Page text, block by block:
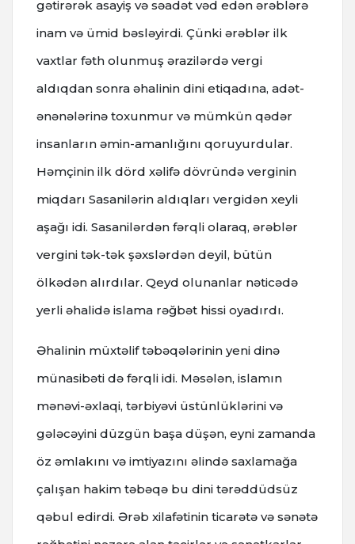
gətirərək asayiş və səadət vəd edən ərəblərə
inam və ümid bəsləyirdi. Çünki ərəblər ilk
vaxtlar fəth olunmuş ərazilərdə vergi
aldıqdan sonra əhalinin dini etiqadına, adət-
ənənələrinə toxunmur və mümkün qədər
insanların əmin-amanlığını qoruyurdular.
Həmçinin ilk dörd xəlifə dövründə verginin
miqdarı Sasanilərin aldıqları vergidən xeyli
aşağı idi. Sasanilərdən fərqli olaraq, ərəblər
vergini tək-tək şəxslərdən deyil, bütün
ölkədən alırdılar. Qeyd olunanlar nəticədə
yerli əhalidə islama rəğbət hissi oyadırdı.
Əhalinin müxtəlif təbəqələrinin yeni dinə
münasibəti də fərqli idi. Məsələn, islamın
mənəvi-əxlaqi, tərbiyəvi üstünlüklərini və
gələcəyini düzgün başa düşən, eyni zamanda
öz əmlakını və imtiyazını əlində saxlamağa
çalışan hakim təbəqə bu dini tərəddüdsüz
qəbul edirdi. Ərəb xilafətinin ticarətə və sənətə